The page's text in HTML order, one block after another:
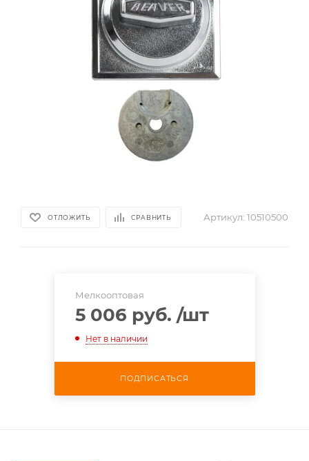
ОТЛОЖИТЬ СРАВНИТЬ Артикул: 10510500
Мелкооптовая
5 006 руб. /шт
Нет в наличии
ПОДПИСАТЬСЯ